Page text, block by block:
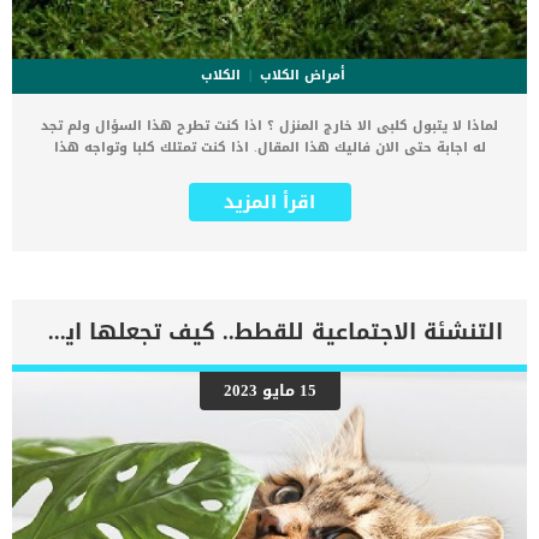
أمراض الكلاب
الكلاب
لماذا لا يتبول كلبى الا خارج المنزل ؟ اذا كنت تطرح هذا السؤال ولم تجد
له اجابة حتى الان فاليك هذا المقال. اذا كنت تمتلك كلبا وتواجه هذا
فالبطبع انك ترى الكثير من مالكى الكلاب الذين يقومون بتمشية كلابهم
بهدف التبول. يحتاج هذا السلوك الى تعديل, فهو غير طبيعى ويدل على
يتبول داخل المنزل. اقرأ ايضا: التبول اللاإرادي عند الكلاب أثناء الخوف أو
السعادة من الممكن ان يتم تقبل هذا السلوك فى حالة ان يكون الكلب
مازال صغيرا, اما الكلاب الكبيرة فيجب ان يكون لديها ما يكفى من الثقة
التى تجعلها فى غنى عن هذه المحفزات. اذا بلغ كلبك ومازال يتبول عند
التمشية والتجول خارج المنزل فقط, فهناك مشكلة نفسية ما. لماذا لا
يتبول كلبى الا خارج المنزل ؟ وهل هناك اعراض اخرى تمكننى من معرفة
الاصابة ؟ وما هى طرق العلاج ؟ .. استكمل قراءة هذا المقال. اعراض عدم
[…]
اقرأ المزيد
التنشئة الاجتماعية للقطط.. كيف تجعلها ايجابية ؟
15 مايو 2023